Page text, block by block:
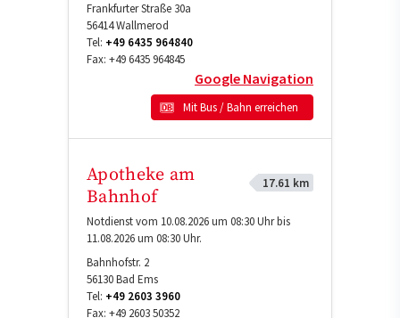
Frankfurter Straße 30a
56414Wallmerod
Tel: +49 6435 964840
Fax: +49 6435 964845
Google Navigation
Mit Bus / Bahn erreichen
Apotheke am
Bahnhof
17.61 km
Notdienst vom 10.08.2026 um 08:30 Uhr bis
11.08.2026 um 08:30 Uhr.
Bahnhofstr. 2
56130Bad Ems
Tel: +49 2603 3960
Fax: +49 2603 50352